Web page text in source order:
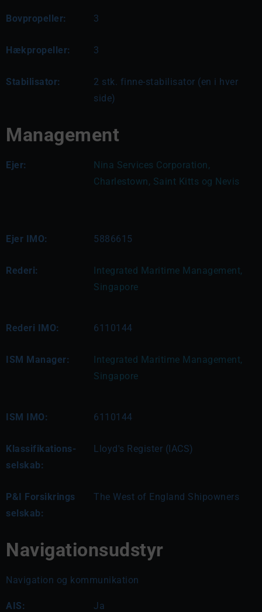
Bovpropeller: 3
Hækpropeller: 3
Stabilisator:
2 stk. finne-stabilisator (en i hver
side)
Management
Ejer:
Nina Services Corporation,
Charlestown, Saint Kitts og Nevis
Ejer IMO: 5886615
Rederi:
Integrated Maritime Management,
Singapore
Rederi IMO: 6110144
ISM Manager:
Integrated Maritime Management,
Singapore
ISM IMO: 6110144
Klassifikations-
selskab:
Lloyd's Register (IACS)
P&I Forsikrings
selskab:
The West of England Shipowners
Navigationsudstyr
Navigation og kommunikation
AIS: Ja